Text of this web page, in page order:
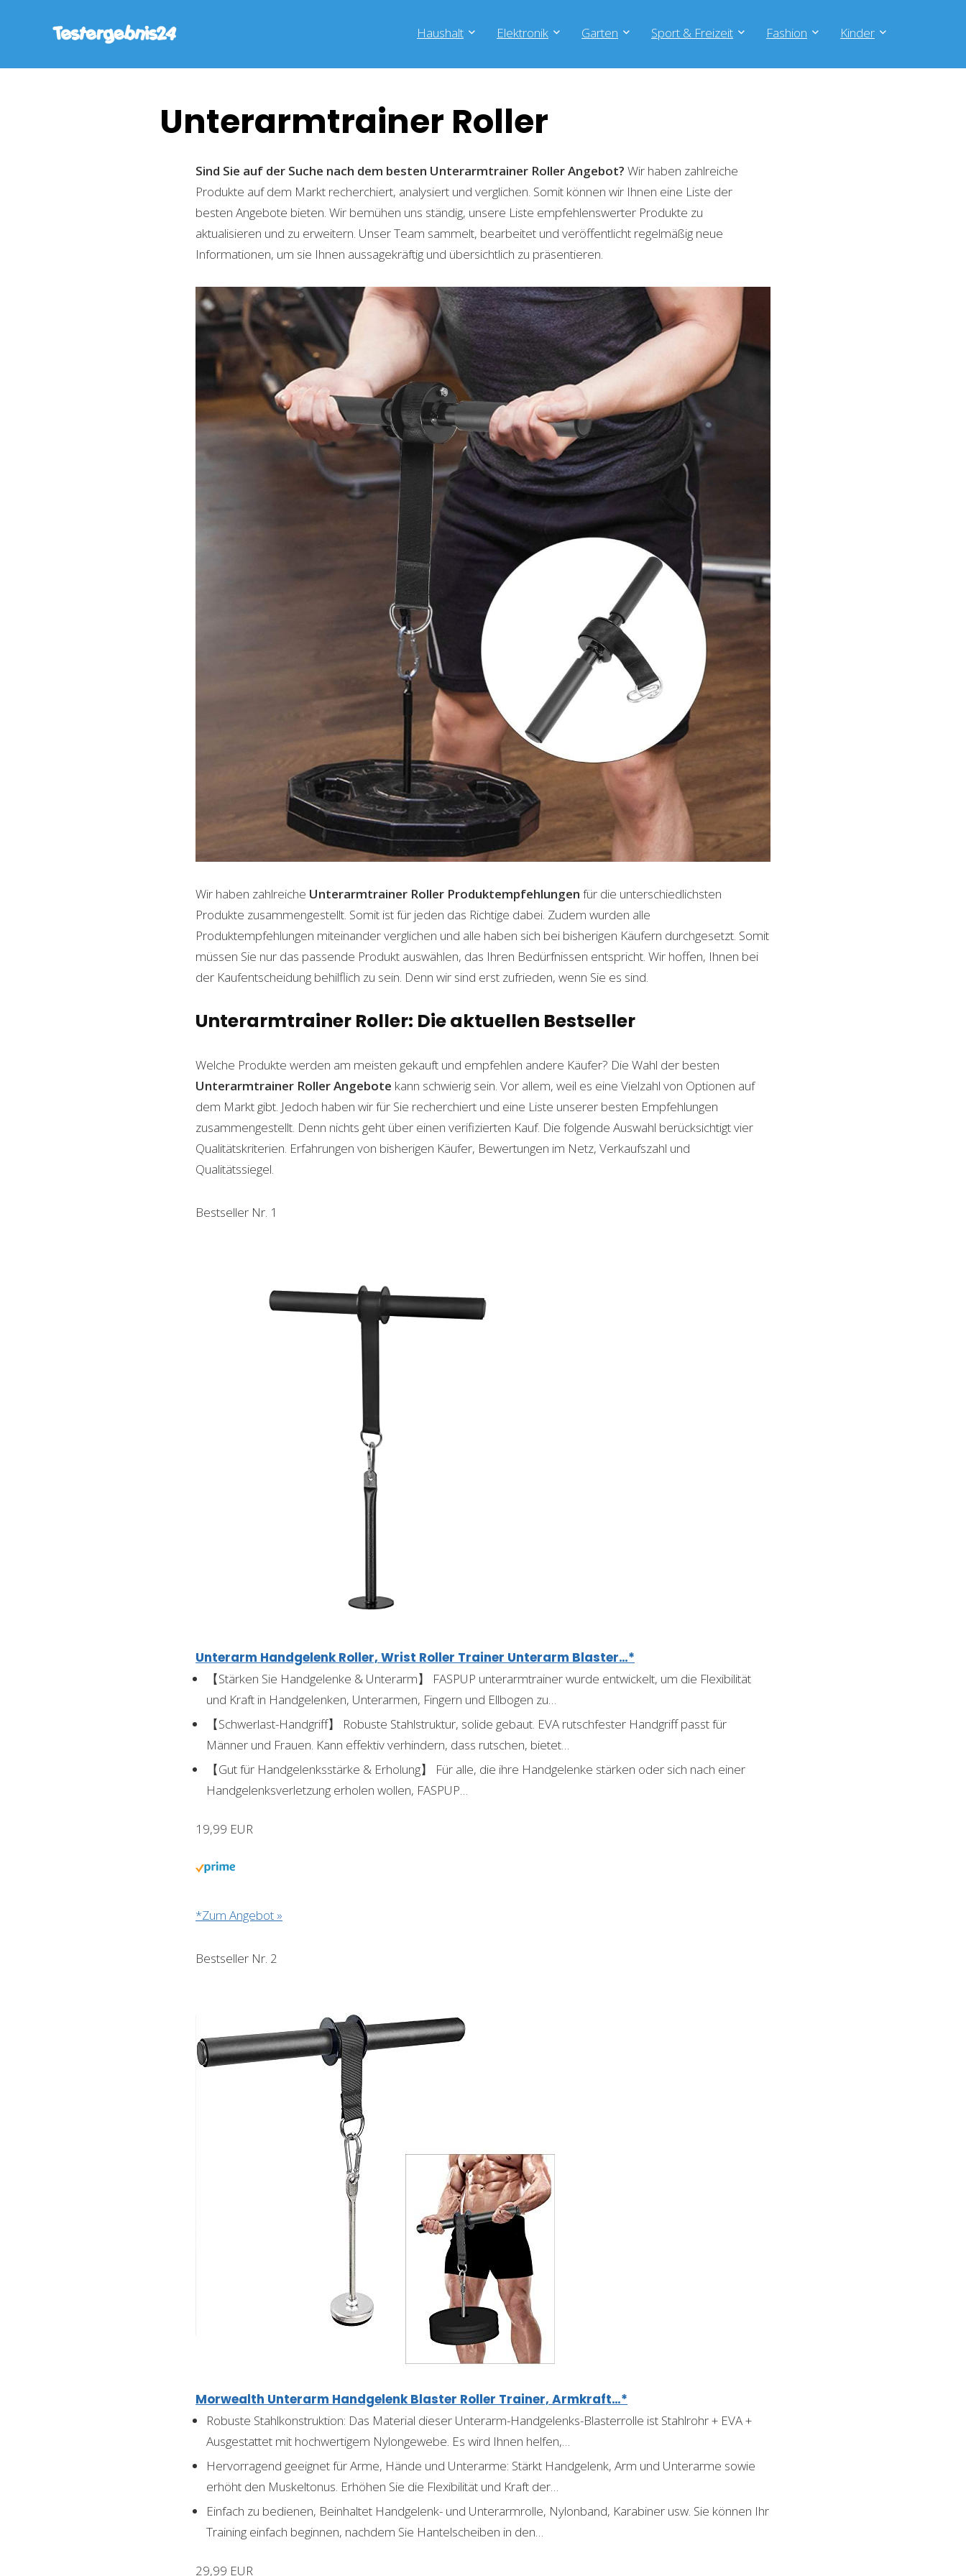
Haushalt Elektronik Garten Sport & Freizeit Fashion Kinder
Unterarmtrainer Roller
Sind Sie auf der Suche nach dem besten Unterarmtrainer RollerAngebot? Wir haben zahlreiche
Produkte auf dem Markt recherchiert, analysiert und verglichen. Somit können wir Ihnen eine Liste der
besten Angebote bieten. Wir bemühen uns ständig, unsere Liste empfehlenswerter Produkte zu
aktualisieren und zu erweitern. Unser Team sammelt, bearbeitet und veröffentlicht regelmäßig neue
Informationen, um sie Ihnen aussagekräftig und übersichtlich zu präsentieren.
Wir haben zahlreiche Unterarmtrainer Roller Produktempfehlungen für die unterschiedlichsten
Produkte zusammengestellt. Somit ist für jeden das Richtige dabei. Zudem wurden alle
Produktempfehlungen miteinander verglichen und alle haben sich bei bisherigen Käufern durchgesetzt. Somit
müssen Sie nur das passende Produkt auswählen, das Ihren Bedürfnissen entspricht. Wir hoffen, Ihnen bei
der Kaufentscheidung behilflich zu sein. Denn wir sind erst zufrieden, wenn Sie es sind.
Unterarmtrainer Roller: Die aktuellen Bestseller
Welche Produkte werden am meisten gekauft und empfehlen andere Käufer? Die Wahl der besten
Unterarmtrainer RollerAngebote kann schwierig sein. Vor allem, weil es eine Vielzahl von Optionen auf
dem Markt gibt. Jedoch haben wir für Sie recherchiert und eine Liste unserer besten Empfehlungen
zusammengestellt. Denn nichts geht über einen verifizierten Kauf. Die folgende Auswahl berücksichtigt vier
Qualitätskriterien. Erfahrungen von bisherigen Käufer, Bewertungen im Netz, Verkaufszahl und
Qualitätssiegel.
Bestseller Nr. 1
Unterarm Handgelenk Roller, Wrist Roller Trainer Unterarm Blaster…*
【Stärken Sie Handgelenke & Unterarm】 FASPUP unterarmtrainer wurde entwickelt, um die Flexibilität
und Kraft in Handgelenken, Unterarmen, Fingern und Ellbogen zu…
【Schwerlast-Handgriff】 Robuste Stahlstruktur, solide gebaut. EVA rutschfester Handgriff passt für
Männer und Frauen. Kann effektiv verhindern, dass rutschen, bietet…
【Gut für Handgelenksstärke & Erholung】 Für alle, die ihre Handgelenke stärken oder sich nach einer
Handgelenksverletzung erholen wollen, FASPUP…
19,99 EUR
*Zum Angebot »
Bestseller Nr. 2
Morwealth Unterarm Handgelenk Blaster Roller Trainer, Armkraft…*
Robuste Stahlkonstruktion: Das Material dieser Unterarm-Handgelenks-Blasterrolle ist Stahlrohr + EVA +
Ausgestattet mit hochwertigem Nylongewebe. Es wird Ihnen helfen,…
Hervorragend geeignet für Arme, Hände und Unterarme: Stärkt Handgelenk, Arm und Unterarme sowie
erhöht den Muskeltonus. Erhöhen Sie die Flexibilität und Kraft der…
Einfach zu bedienen, Beinhaltet Handgelenk- und Unterarmrolle, Nylonband, Karabiner usw. Sie können Ihr
Training einfach beginnen, nachdem Sie Hantelscheiben in den…
29,99 EUR